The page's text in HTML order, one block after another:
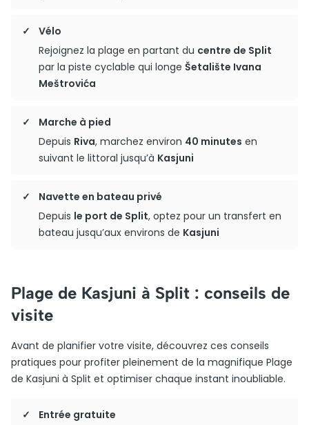
Vélo
Rejoignez la plage en partant du centre de Split
par la piste cyclable qui longe Šetalište Ivana
Meštrovića
Marche à pied
Depuis Riva, marchez environ 40 minutes en
suivant le littoral jusqu’à Kasjuni
Navette en bateau privé
Depuis le port de Split, optez pour un transfert en
bateau jusqu’aux environs de Kasjuni
Plage de Kasjuni à Split : conseils de
visite
Avant de planifier votre visite, découvrez ces conseils
pratiques pour profiter pleinement de la magnifique Plage
de Kasjuni à Split et optimiser chaque instant inoubliable.
Entrée gratuite